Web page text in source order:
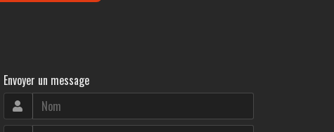
Envoyer un message